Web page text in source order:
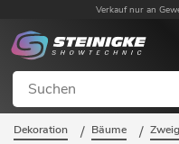
Verkauf nur an
Dekoration / Bäume /